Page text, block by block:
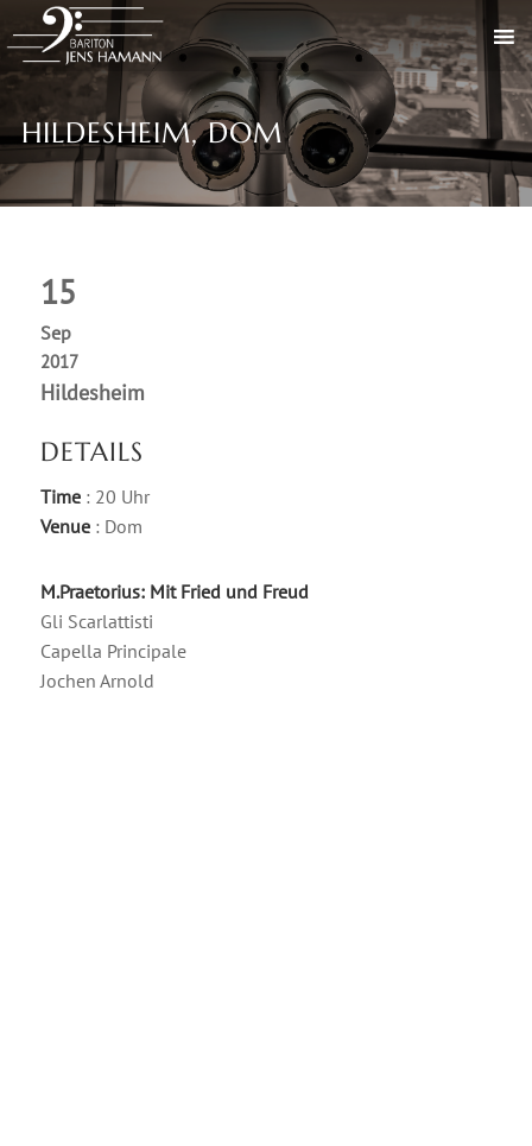
HILDESHEIM, DOM
15
Sep
2017
Hildesheim
DETAILS
Time : 20 Uhr
Venue : Dom
M.Praetorius: Mit Fried und Freud
Gli Scarlattisti
Capella Principale
Jochen Arnold